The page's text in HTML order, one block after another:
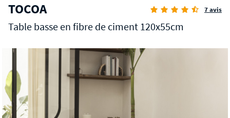
TOCOA
Table basse en fibre de ciment 120x55cm
7 avis